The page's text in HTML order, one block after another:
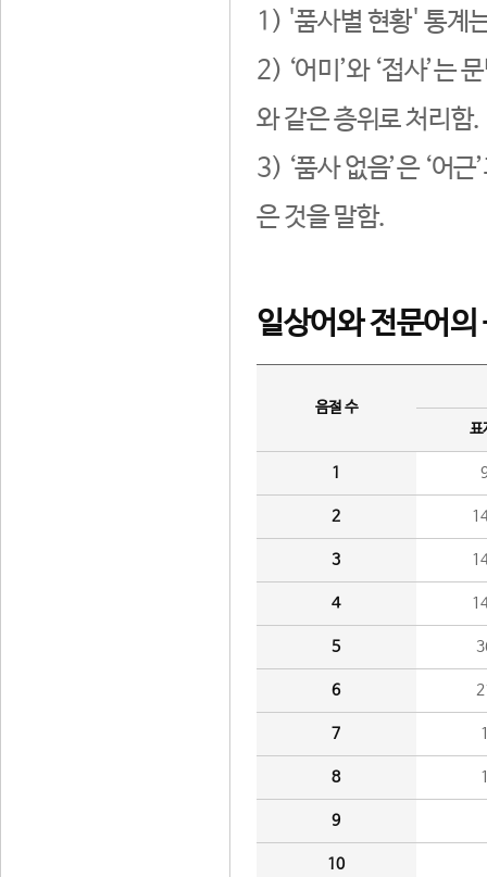
1) '품사별 현황' 통계
2) ‘어미’와 ‘접사’는
와 같은 층위로 처리함.
3) ‘품사 없음’은 ‘어
은 것을 말함.
일상어와 전문어의
음절 수
표
1
2
3
4
5
6
7
8
9
10